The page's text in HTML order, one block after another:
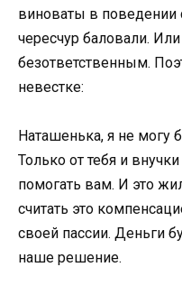
виноваты в
чересчур баловали.
безответственным.
невестке:
Наташенька, я не могу
Только от тебя и
помогать вам. И это
считать это
своей пассии. Деньги
наше решение.